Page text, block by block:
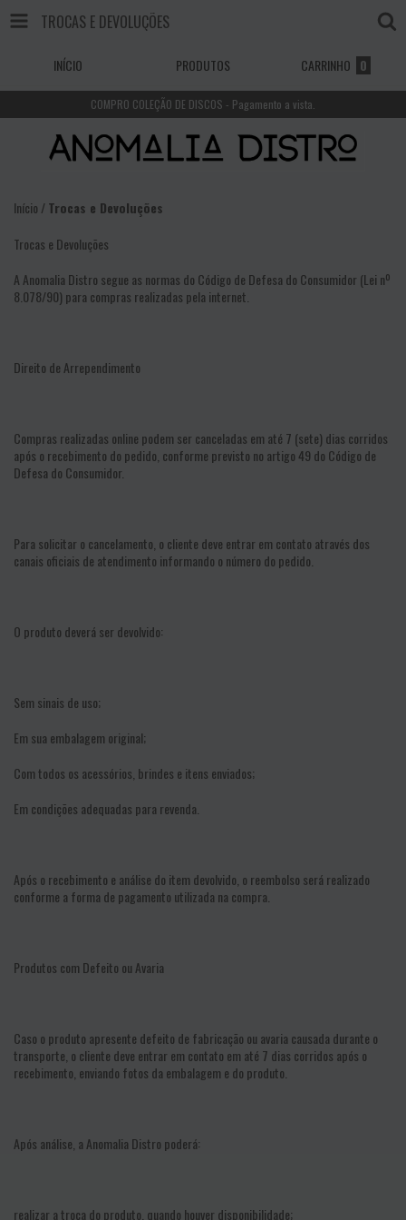
TROCAS E DEVOLUÇÕES
INÍCIO PRODUTOS CARRINHO 0
COMPRO COLEÇÃO DE DISCOS - Pagamento a vista.
Início /Trocas e Devoluções
Trocas e Devoluções
A Anomalia Distro segue as normas do Código de Defesa do Consumidor (Lei nº
8.078/90) para compras realizadas pela internet.
Direito de Arrependimento
Compras realizadas online podem ser canceladas em até 7 (sete) dias corridos
após o recebimento do pedido, conforme previsto no artigo 49 do Código de
Defesa do Consumidor.
Para solicitar o cancelamento, o cliente deve entrar em contato através dos
canais oficiais de atendimento informando o número do pedido.
O produto deverá ser devolvido:
Sem sinais de uso;
Em sua embalagem original;
Com todos os acessórios, brindes e itens enviados;
Em condições adequadas para revenda.
Após o recebimento e análise do item devolvido, o reembolso será realizado
conforme a forma de pagamento utilizada na compra.
Produtos com Defeito ou Avaria
Caso o produto apresente defeito de fabricação ou avaria causada durante o
transporte, o cliente deve entrar em contato em até 7 dias corridos após o
recebimento, enviando fotos da embalagem e do produto.
Após análise, a Anomalia Distro poderá:
realizar a troca do produto, quando houver disponibilidade;